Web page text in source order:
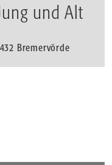
und Alt
Bremervörde